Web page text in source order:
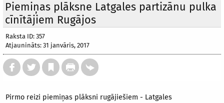
Piemiņas plāksne Latgales partizānu pulka
cīnītājiem Rugājos
Raksta ID: 357
Atjaunināts: 31 janvāris, 2017
Pirmo reizi piemiņas plāksni rugājiešiem - Latgales